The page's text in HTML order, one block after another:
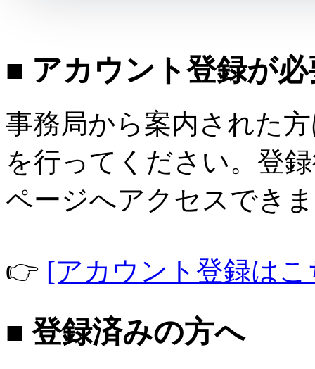
■ アカウント登録が
事務局から案内された
を行ってください。登
ページへアクセスでき
👉 [アカウント登録は
■ 登録済みの方へ